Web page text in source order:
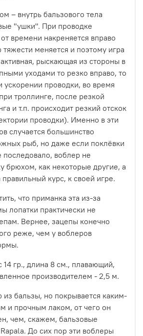
– внутрь бальзового тела
"ушки". При проводке
времени накреняется вправо
тяжести меняется и поэтому игра
рыскающая из стороны в
уходами то резко вправо, то
ускорении проводки, во время
троллинге, после резкой
и т.п. происходит резкий отскок
проводки). Именно в эти
случается большинство
рыб, но даже если поклёвки
последовало, воблер не
брюхом, как некоторые другие, а
курс, к своей игре.
что приманка эта из-за
лопатки практически не
Вернее, зацепы конечно
реже, чем у воблеров
14 гр., длина 8 см., плавающий,
производителем - 2,5 м.
из бальзы, но покрывается каким-
и прочным лаком, от чего он
чем, скажем, бальзовые
До сих пор эти воблеры